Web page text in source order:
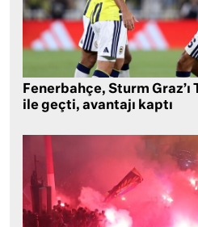
Fenerbahçe, Sturm
ile geçti, avantajı kaptı